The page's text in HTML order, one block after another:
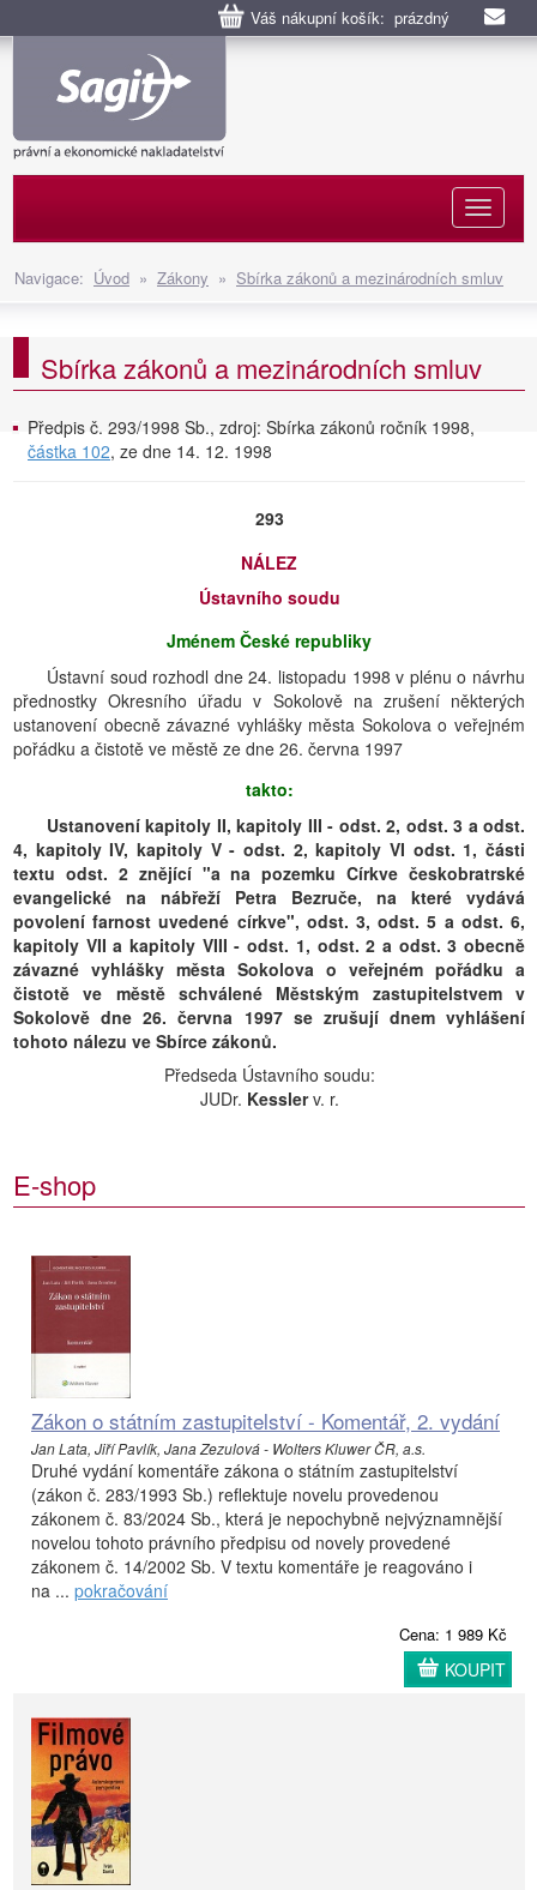
Váš nákupní košík: prázdný
Navigace: Úvod » Zákony » Sbírka zákonů a mezinárodních smluv
Sbírka zákonů a mezinárodních smluv
Předpis č. 293/1998 Sb., zdroj: Sbírka zákonů ročník 1998,
částka 102, ze dne 14. 12. 1998
293
NÁLEZ
Ústavního soudu
Jménem České republiky
Ústavní soud rozhodl dne 24. listopadu 1998 v plénu o návrhu
přednostky Okresního úřadu v Sokolově na zrušení některých
ustanovení obecně závazné vyhlášky města Sokolova o veřejném
pořádku a čistotě ve městě ze dne 26. června 1997
takto:
Ustanovení kapitoly II, kapitoly III - odst. 2, odst. 3 a odst.
4, kapitoly IV, kapitoly V - odst. 2, kapitoly VI odst. 1, části
textu odst. 2 znějící "a na pozemku Církve českobratrské
evangelické na nábřeží Petra Bezruče, na které vydává
povolení farnost uvedené církve", odst. 3, odst. 5 a odst. 6,
kapitoly VII a kapitoly VIII - odst. 1, odst. 2 a odst. 3 obecně
závazné vyhlášky města Sokolova o veřejném pořádku a
čistotě ve městě schválené Městským zastupitelstvem v
Sokolově dne 26. června 1997 se zrušují dnem vyhlášení
tohoto nálezu ve Sbírce zákonů.
Předseda Ústavního soudu:
JUDr. Kesslerv. r.
E-shop
Zákon o státním zastupitelství - Komentář, 2. vydání
Jan Lata, Jiří Pavlík, Jana Zezulová - Wolters Kluwer ČR, a.s.
Druhé vydání komentáře zákona o státním zastupitelství
(zákon č. 283/1993 Sb.) reflektuje novelu provedenou
zákonem č. 83/2024 Sb., která je nepochybně nejvýznamnější
novelou tohoto právního předpisu od novely provedené
zákonem č. 14/2002 Sb. V textu komentáře je reagováno i
na ... pokračování
Cena: 1 989 Kč
KOUPIT